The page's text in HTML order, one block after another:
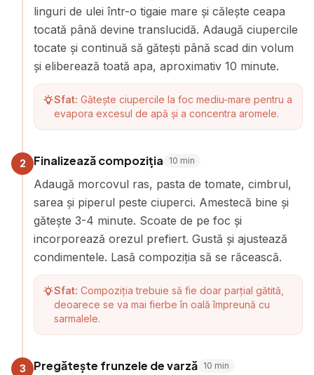
linguri de ulei într-o tigaie mare și călește ceapa
tocată până devine translucidă. Adaugă ciupercile
tocate și continuă să gătești până scad din volum
și eliberează toată apa, aproximativ 10 minute.
Sfat: Gătește ciupercile la foc mediu-mare pentru a
evapora excesul de apă și a concentra aromele.
2 Finalizează compoziția 10 min
Adaugă morcovul ras, pasta de tomate, cimbrul,
sarea și piperul peste ciuperci. Amestecă bine și
gătește 3-4 minute. Scoate de pe foc și
incorporează orezul prefiert. Gustă și ajustează
condimentele. Lasă compoziția să se răcească.
Sfat: Compoziția trebuie să fie doar parțial gătită,
deoarece se va mai fierbe în oală împreună cu
sarmalele.
3 Pregătește frunzele de varză 10 min